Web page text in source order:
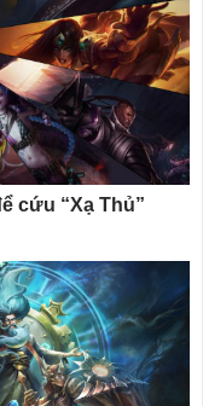
cứu “Xạ Thủ”